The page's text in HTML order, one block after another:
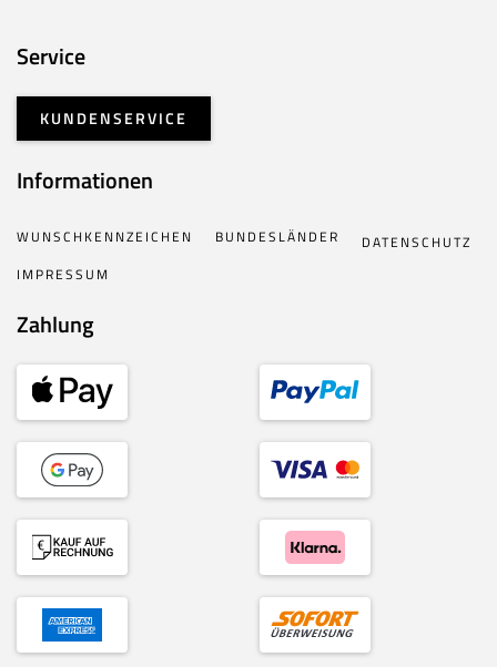
Service
KUNDENSERVICE
Informationen
WUNSCHKENNZEICHEN BUNDESLÄNDER
DATENSCHUTZ
IMPRESSUM
Zahlung